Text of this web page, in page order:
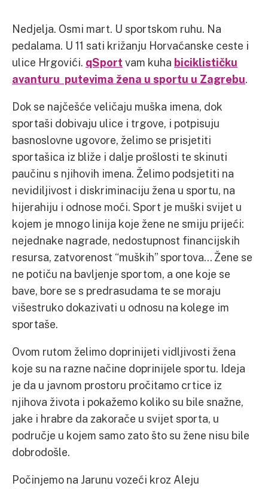
Nedjelja. Osmi mart. U sportskom ruhu. Na
pedalama. U 11 sati križanju Horvaćanske ceste i
ulice Hrgovići. qSport vam kuha biciklističku
avanturu putevima žena u sportu u Zagrebu.
Dok se najčešće veličaju muška imena, dok
sportaši dobivaju ulice i trgove, i potpisuju
basnoslovne ugovore, želimo se prisjetiti
sportašica iz bliže i dalje prošlosti te skinuti
paučinu s njihovih imena. Želimo podsjetiti na
nevidiljivost i diskriminaciju žena u sportu, na
hijerahiju i odnose moći. Sport je muški svijet u
kojem je mnogo linija koje žene ne smiju prijeći:
nejednake nagrade, nedostupnost financijskih
resursa, zatvorenost “muških” sportova… Žene se
ne potiču na bavljenje sportom, a one koje se
bave, bore se s predrasudama te se moraju
višestruko dokazivati u odnosu na kolege im
sportaše.
Ovom rutom želimo doprinijeti vidljivosti žena
koje su na razne načine doprinijele sportu. Ideja
je da u javnom prostoru pročitamo crtice iz
njihova života i pokažemo koliko su bile snažne,
jake i hrabre da zakorače u svijet sporta, u
područje u kojem samo zato što su žene nisu bile
dobrodošle.
Počinjemo na Jarunu vozeći kroz Aleju